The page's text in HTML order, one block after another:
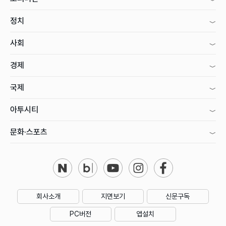
정치
사회
경제
국제
아투시티
문화·스포츠
회사소개 지면보기 신문구독
PC버전 앱설치